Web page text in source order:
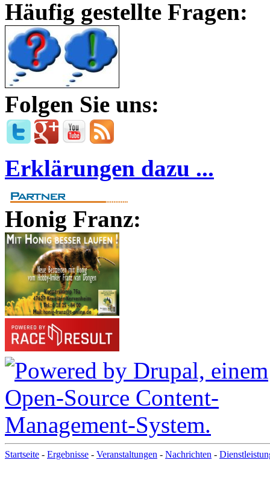
Häufig gestellte Fragen:
Folgen Sie uns:
Erklärungen dazu ...
Honig Franz:
Startseite - Ergebnisse - Veranstaltungen - Nachrichten -